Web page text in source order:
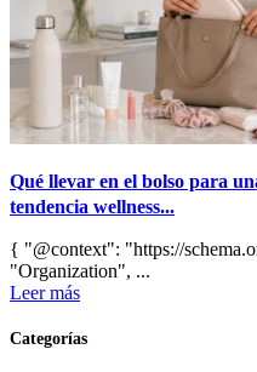
Qué llevar en el bolso para
tendencia wellness...
{ "@context": "https://
"Organization", ...
Leer más
Categorías